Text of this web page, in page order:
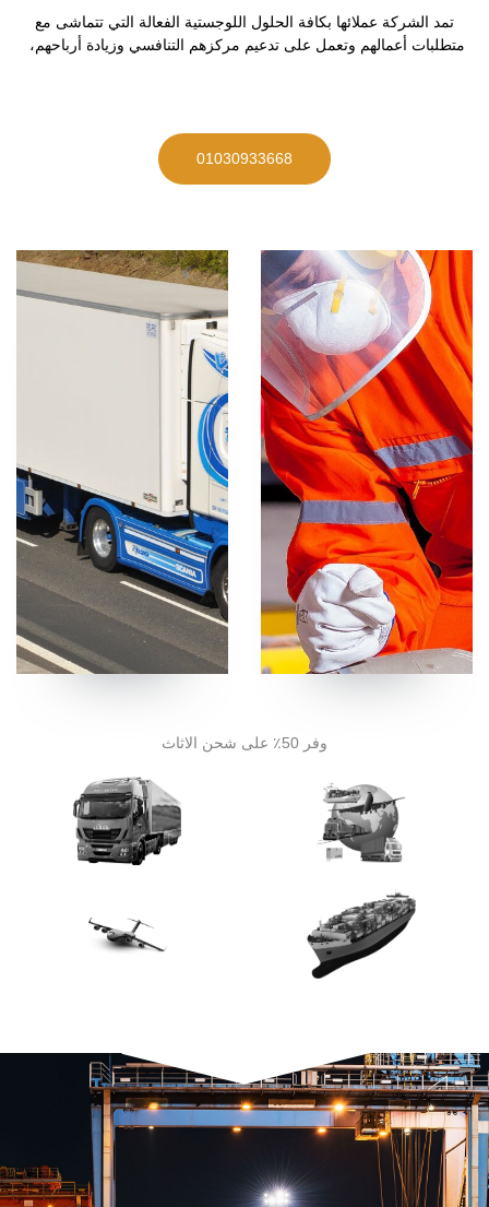
تمد الشركة عملائها بكافة الحلول اللوجستية الفعالة التي تتماشى مع
متطلبات أعمالهم وتعمل على تدعيم مركزهم التنافسي وزيادة أرباحهم،
01030933668
وفر 50٪ على شحن الاثاث